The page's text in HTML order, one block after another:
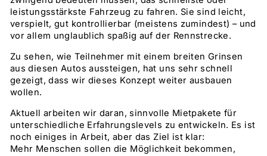
leistungsstärkste Fahrzeug zu fahren. Sie sind leicht,
verspielt, gut kontrollierbar (meistens zumindest) – und
vor allem unglaublich spaßig auf der Rennstrecke.
Zu sehen, wie Teilnehmer mit einem breiten Grinsen
aus diesen Autos aussteigen, hat uns sehr schnell
gezeigt, dass wir dieses Konzept weiter ausbauen
wollen.
Aktuell arbeiten wir daran, sinnvolle Mietpakete für
unterschiedliche Erfahrungslevels zu entwickeln. Es ist
noch einiges in Arbeit, aber das Ziel ist klar:
Mehr Menschen sollen die Möglichkeit bekommen,